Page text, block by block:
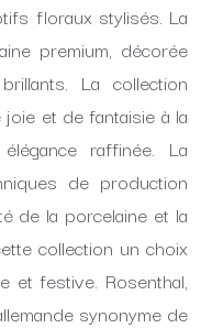
floraux stylisés. La
premium, décorée
La collection
et de fantaisie à la
raffinée. La
de production
de la porcelaine et la
collection un choix
et festive. Rosenthal,
synonyme de